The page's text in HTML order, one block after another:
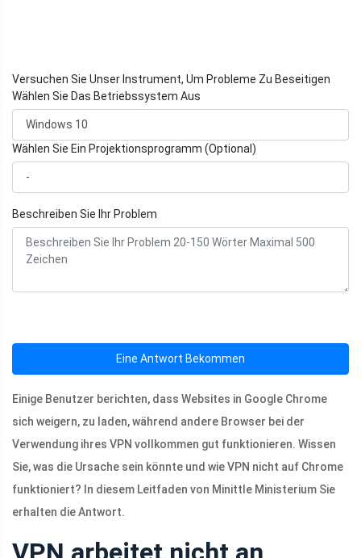
Versuchen Sie Unser Instrument, Um Probleme Zu Beseitigen
Wählen Sie Das Betriebssystem Aus
Wählen Sie Ein Projektionsprogramm (Optional)
Beschreiben Sie Ihr Problem
Eine Antwort Bekommen
Einige Benutzer berichten, dass Websites in Google Chrome
sich weigern, zu laden, während andere Browser bei der
Verwendung ihres VPN vollkommen gut funktionieren. Wissen
Sie, was die Ursache sein könnte und wie VPN nicht auf Chrome
funktioniert? In diesem Leitfaden von Minittle Ministerium Sie
erhalten die Antwort.